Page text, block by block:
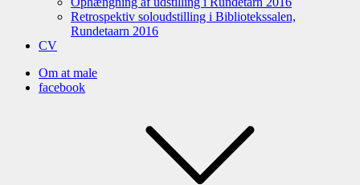
Retrospektiv soloudstilling i Bibliotekssalen,
Rundetaarn 2016
CV
Om at male
facebook